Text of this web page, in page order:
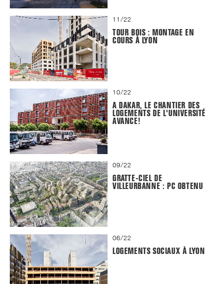
11/22
TOUR BOIS : MONTAGE EN
COURS À LYON
10/22
A DAKAR, LE CHANTIER DES
LOGEMENTS DE L'UNIVERSITÉ
AVANCE!
09/22
GRATTE-CIEL DE
VILLEURBANNE : PC OBTENU
06/22
LOGEMENTS SOCIAUX À LYON